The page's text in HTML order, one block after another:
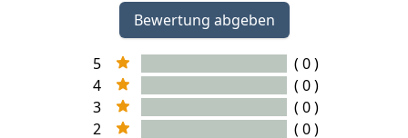
Bewertung abgeben
5
( 0 )
4
( 0 )
3
( 0 )
2
( 0 )